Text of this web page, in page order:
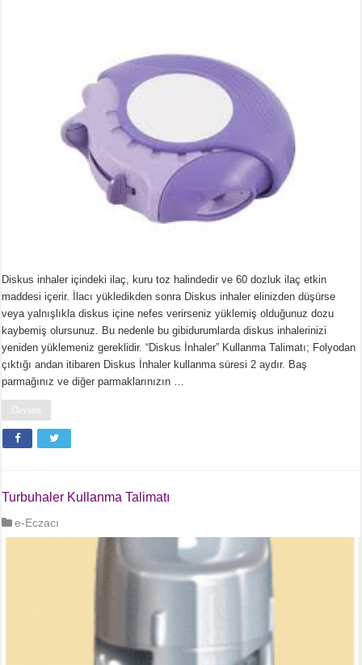
Diskus inhaler içindeki ilaç, kuru toz halindedir ve 60 dozluk ilaç etkin
maddesi içerir. İlacı yükledikden sonra Diskus inhaler elinizden düşürse
veya yalnışlıkla diskus içine nefes verirseniz yüklemiş olduğunuz dozu
kaybemiş olursunuz. Bu nedenle bu gibidurumlarda diskus inhalerinizi
yeniden yüklemeniz gereklidir. “Diskus İnhaler” Kullanma Talimatı; Folyodan
çıktığı andan itibaren Diskus İnhaler kullanma süresi 2 aydır. Baş
parmağınız ve diğer parmaklarınızın …
Devamı
Turbuhaler Kullanma Talimatı
e-Eczacı